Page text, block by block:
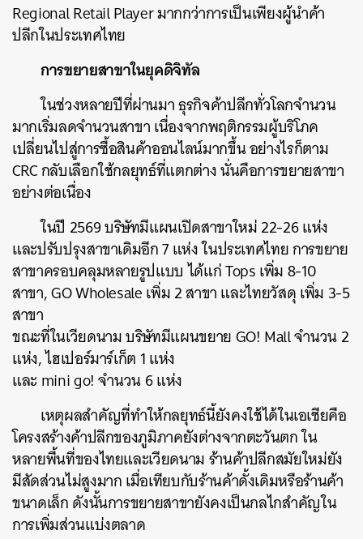
Regional Retail Player มากกว่าการเป็นเพียงผู้นำค้า
ปลีกในประเทศไทย
การขยายสาขาในยุคดิจิทัล
ในช่วงหลายปีที่ผ่านมา ธุรกิจค้าปลีกทั่วโลกจำนวน
มากเริ่มลดจำนวนสาขา เนื่องจากพฤติกรรมผู้บริโภค
เปลี่ยนไปสู่การซื้อสินค้าออนไลน์มากขึ้น อย่างไรก็ตาม
CRC กลับเลือกใช้กลยุทธ์ที่แตกต่าง นั่นคือการขยายสาขา
อย่างต่อเนื่อง
ในปี 2569 บริษัทมีแผนเปิดสาขาใหม่ 22-26 แห่ง
และปรับปรุงสาขาเดิมอีก 7 แห่ง ในประเทศไทย การขยาย
สาขาครอบคลุมหลายรูปแบบ ได้แก่ Tops เพิ่ม 8-10
สาขา, GO Wholesale เพิ่ม 2 สาขา และไทยวัสดุ เพิ่ม 3-5
สาขา
ขณะที่ในเวียดนาม บริษัทมีแผนขยาย GO! Mall จำนวน 2
แห่ง, ไฮเปอร์มาร์เก็ต 1 แห่ง
และ mini go! จำนวน 6 แห่ง
เหตุผลสำคัญที่ทำให้กลยุทธ์นี้ยังคงใช้ได้ในเอเชียคือ
โครงสร้างค้าปลีกของภูมิภาคยังต่างจากตะวันตก ใน
หลายพื้นที่ของไทยและเวียดนาม ร้านค้าปลีกสมัยใหม่ยัง
มีสัดส่วนไม่สูงมาก เมื่อเทียบกับร้านค้าดั้งเดิมหรือร้านค้า
ขนาดเล็ก ดังนั้นการขยายสาขายังคงเป็นกลไกสำคัญใน
การเพิ่มส่วนแบ่งตลาด